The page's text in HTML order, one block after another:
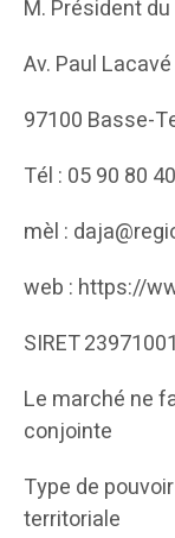
M. Président
Av. Paul Lacavé
97100 Basse-
Tél : 05 90 80
mèl :
web : https://
SIRET
Le marché ne
conjointe
Type de
territoriale